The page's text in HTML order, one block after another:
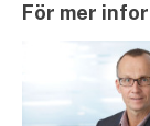
För mer